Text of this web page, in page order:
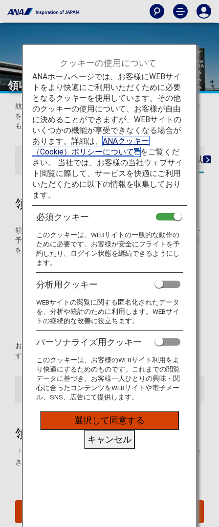
領収書について（国際線）
航空券ご購入後、予約時に指定されたアドレス宛てに領収書
を添付したメールを送付します。またANAウェブサイトから
も領収書を表示・印刷いただくことができます。
2026年5月18日までの搭乗分 2026年5月19日以降
領収書発行について
領収書発行につきまして、2024年2月1日以降、全国の空港・
予約案内センターでの取り扱いを見直しており、下記の内容
を承ることはできかねます。
複数枚の領収書を1枚の領収書にまとめること
1枚の領収書を複数枚の領収書に分けること
* 往復で購入いただいた航空券の領収書は、往復分での
発行となります。片道ずつの発行は承れません。
お客様にはご不便をおかけいたしますが、何卒ご理解賜りま
すようお願いいたします。
領収書（国際線）
領収書Web表示サービス
「領収書表示」より、領収書情報を表示・印刷することがで
きます。航空券番号をご用意ください。
クッキーの使用について
ANAホームページでは、お客様にWEBサイ
トをより快適にご利用いただくために必要
となるクッキーを使用しています。その他
のクッキーの使用について、お客様が自由
に決めることができますが、WEBサイトの
いくつかの機能が享受できなくなる場合が
あります。詳細は、 ANAクッキー
（Cookie）ポリシーについて
をご覧くだ
さい。 当社では、お客様の当社ウェブサイ
ト閲覧に際して、サービスを快適にご利用
いただくために以下の情報を収集しており
ます。
必須クッキー
このクッキーは、WEBサイトの一般的な動作の
ために必要です。お客様が安全にフライトを予
約したり、ログイン状態を継続できるようにし
ます。
分析用クッキー
WEBサイトの閲覧に関する匿名化されたデータ
を、分析や統計のために利用します。WEBサイ
トの継続的な改善に役立ちます。
パーソナライズ用クッキー
このクッキーは、お客様のWEBサイト利用をよ
り快適にするためのものです。これまでの閲覧
データに基づき、お客様一人ひとりの興味・関
心に合ったコンテンツをWEBサイトや電子メー
ル、SNS、広告にて提供します。
選択して同意する
キャンセル